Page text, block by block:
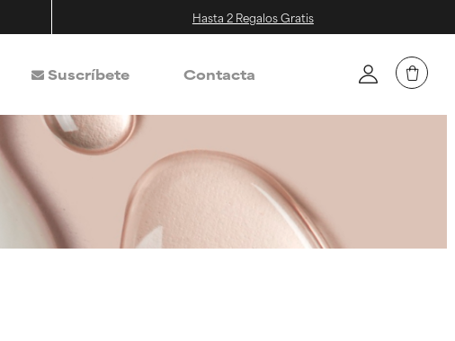
Hasta 2 Regalos Gratis
Suscríbete Contacta